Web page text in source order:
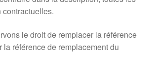
contractuelles.
le droit de remplacer la référence
la référence de remplacement du